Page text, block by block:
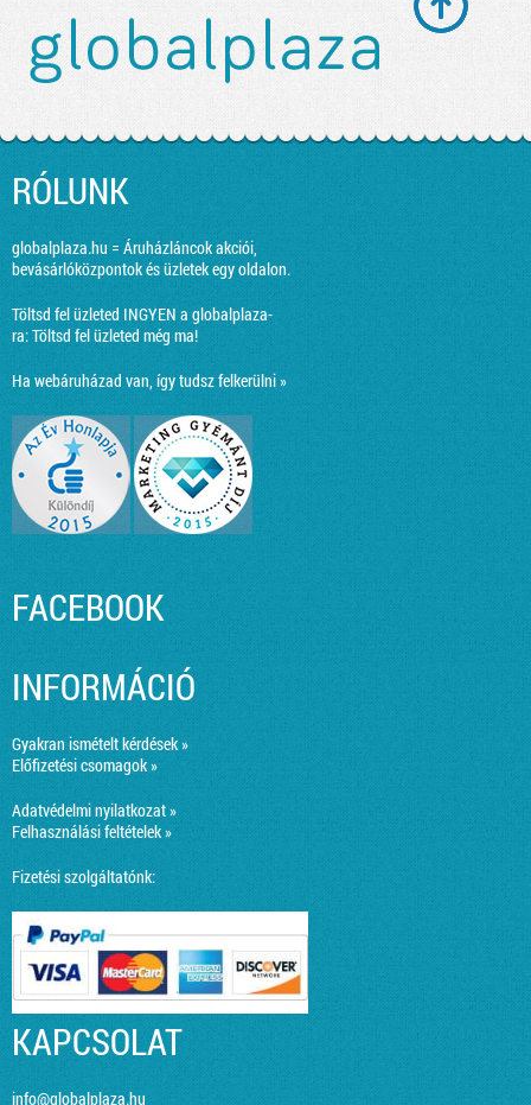
RÓLUNK
globalplaza.hu = Áruházláncok akciói,
bevásárlóközpontok és üzletek egy oldalon.
Töltsd fel üzleted INGYEN a globalplaza-
ra:Töltsd fel üzleted még ma!
Ha webáruházad van, így tudsz felkerülni »
FACEBOOK
INFORMÁCIÓ
Gyakran ismételt kérdések »
Előfizetési csomagok »
Adatvédelmi nyilatkozat »
Felhasználási feltételek »
Fizetési szolgáltatónk:
KAPCSOLAT
info@globalplaza.hu